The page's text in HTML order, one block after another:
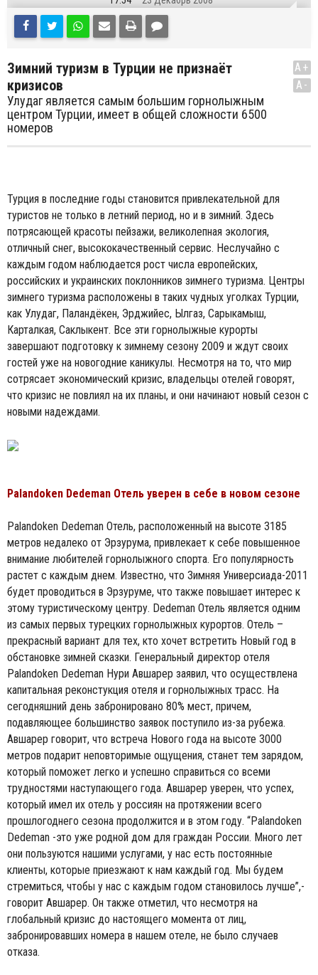
Зимний туризм в Турции не признаёт
кризисов
Улудаг является самым большим горнолыжным
центром Турции, имеет в общей сложности 6500
номеров
A+
A-
Турция в последние годы становится привлекательной для
туристов не только в летний период, но и в зимний. Здесь
потрясающей красоты пейзажи, великолепная экология,
отличный снег, высококачественный сервис. Неслучайно с
каждым годом наблюдается рост числа европейских,
российских и украинских поклонников зимнего туризма. Центры
зимнего туризма расположены в таких чудных уголках Турции,
как Улудаг, Паландёкен, Эрджийес, Ылгаз, Сарыкамыш,
Карталкая, Саклыкент. Все эти горнолыжные курорты
завершают подготовку к зимнему сезону 2009 и ждут своих
гостей уже на новогодние каникулы. Несмотря на то, что мир
сотрясает экономический кризис, владельцы отелей говорят,
что кризис не повлиял на их планы, и они начинают новый сезон с
новыми надеждами.
Palandoken Dedeman Отель уверен в себе в новом сезоне
Palandoken Dedeman Отель, расположенный на высоте 3185
метров недалеко от Эрзурума, привлекает к себе повышенное
внимание любителей горнолыжного спорта. Его популярность
растет с каждым днем. Известно, что Зимняя Универсиада-2011
будет проводиться в Эрзуруме, что также повышает интерес к
этому туристическому центру. Dedeman Отель является одним
из самых первых турецких горнолыжных курортов. Отель –
прекрасный вариант для тех, кто хочет встретить Новый год в
обстановке зимней сказки. Генеральный директор отеля
Palandoken Dedeman Нури Авшарер заявил, что осуществлена
капитальная реконстукция отеля и горнолыжных трасс. На
сегодняшний день забронировано 80% мест, причем,
подавляющее большинство заявок поступило из-за рубежа.
Авшарер говорит, что встреча Нового года на высоте 3000
метров подарит неповторимые ощущения, станет тем зарядом,
который поможет легко и успешно справиться со всеми
трудностями наступающего года. Авшарер уверен, что успех,
который имел их отель у россиян на протяжении всего
прошлогоднего сезона продолжится и в этом году. “Palandoken
Dedeman -это уже родной дом для граждан России. Много лет
они пользуются нашими услугами, у нас есть постоянные
клиенты, которые приезжают к нам каждый год. Мы будем
стремиться, чтобы у нас с каждым годом становилось лучше”,-
говорит Авшарер. Он также отметил, что несмотря на
глобальный кризис до настоящего момента от лиц,
забронировавших номера в нашем отеле, не было случаев
отказа.